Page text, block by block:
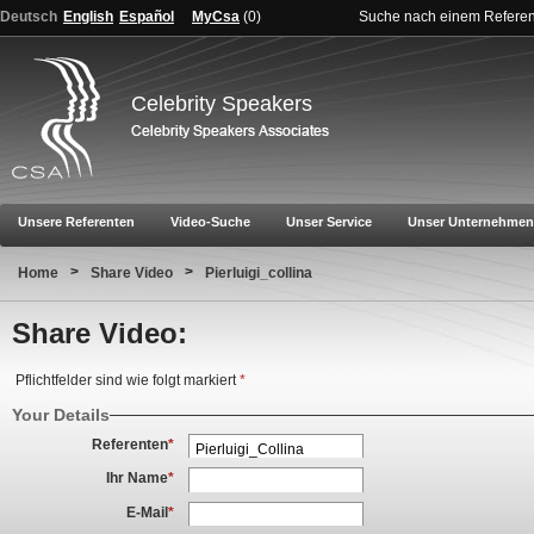
Deutsch English Español MyCsa (0) Suche nach einem
Celebrity Speakers
Unsere Referenten Video-Suche Unser Service Unser Unternehmen
Home > Share Video > Pierluigi_collina
Share Video:
Pflichtfelder sind wie folgt markiert*
Your Details
Referenten*
Ihr Name*
E-Mail*